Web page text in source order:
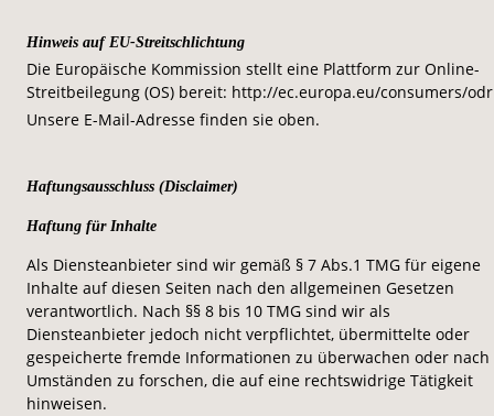
Hinweis auf EU-Streitschlichtung
Die Europäische Kommission stellt eine Plattform zur Online-
Streitbeilegung (OS) bereit: http://ec.europa.eu/consumers/odr
Unsere E-Mail-Adresse finden sie oben.
Haftungsausschluss (Disclaimer)
Haftung für Inhalte
Als Diensteanbieter sind wir gemäß § 7 Abs.1 TMG für eigene
Inhalte auf diesen Seiten nach den allgemeinen Gesetzen
verantwortlich. Nach §§ 8 bis 10 TMG sind wir als
Diensteanbieter jedoch nicht verpflichtet, übermittelte oder
gespeicherte fremde Informationen zu überwachen oder nach
Umständen zu forschen, die auf eine rechtswidrige Tätigkeit
hinweisen.